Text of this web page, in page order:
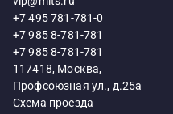
+7 495 781-781-0
+7 985 8-781-781
+7 985 8-781-781
117418, Москва,
Профсоюзная ул., д.25а
Схема проезда